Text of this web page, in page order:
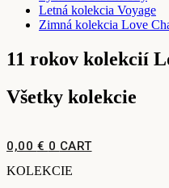
Letná kolekcia Voyage
Zimná kolekcia Love
11 rokov kolekcií
Všetky kolekcie
0,00 € 0 CART
KOLEKCIE